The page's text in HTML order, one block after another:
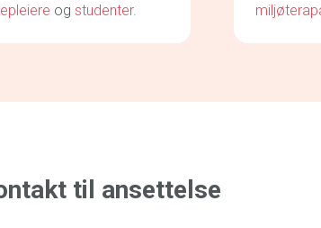
og studenter.
til ansettelse